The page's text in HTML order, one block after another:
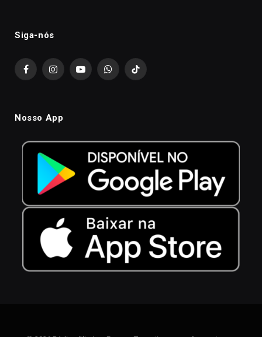
Siga-nós
FacebookInstagramYouTubeWhatsAppTikTok
Nosso App